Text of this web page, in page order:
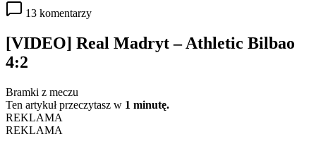
13 komentarzy
[VIDEO] Real Madryt – Athletic Bilbao
4:2
Bramki z meczu
Ten artykuł przeczytasz w 1 minutę.
REKLAMA
REKLAMA